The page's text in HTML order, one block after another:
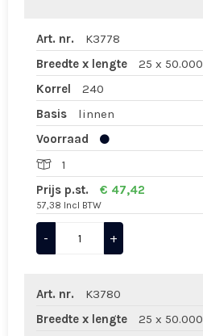
Art. nr.
K3778
Breedte x lengte
25 x 50.000
Korrel
240
Basis
linnen
Voorraad
1
Prijs p.st.
€ 47,42
57,38 Incl BTW
- +
Art. nr.
K3780
Breedte x lengte
25 x 50.000